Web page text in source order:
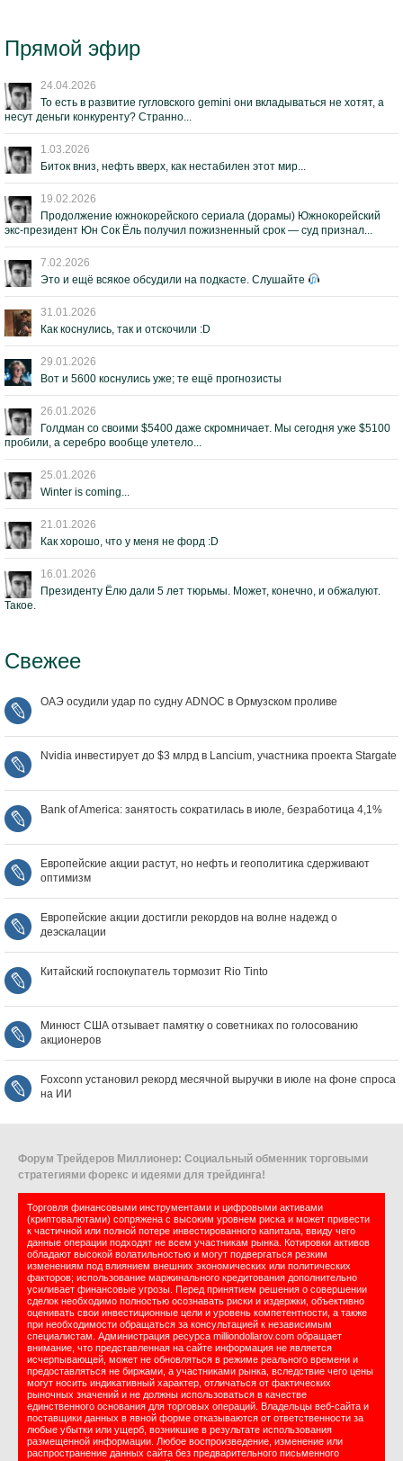
Прямой эфир
24.04.2026
То есть в развитие гугловского gemini они вкладываться не хотят, а
несут деньги конкуренту? Странно...
1.03.2026
Биток вниз, нефть вверх, как нестабилен этот мир...
19.02.2026
Продолжение южнокорейского сериала (дорамы) Южнокорейский
экс-президент Юн Сок Ёль получил пожизненный срок — суд признал...
7.02.2026
Это и ещё всякое обсудили на подкасте. Слушайте
31.01.2026
Как коснулись, так и отскочили :D
29.01.2026
Вот и 5600 коснулись уже; те ещё прогнозисты
26.01.2026
Голдман со своими $5400 даже скромничает. Мы сегодня уже $5100
пробили, а серебро вообще улетело...
25.01.2026
Winter is coming...
21.01.2026
Как хорошо, что у меня не форд :D
16.01.2026
Президенту Ёлю дали 5 лет тюрьмы. Может, конечно, и обжалуют.
Такое.
Свежее
ОАЭ осудили удар по судну ADNOC в Ормузском проливе
Nvidia инвестирует до $3 млрд в Lancium, участника проекта Stargate
Bank of America: занятость сократилась в июле, безработица 4,1%
Европейские акции растут, но нефть и геополитика сдерживают
оптимизм
Европейские акции достигли рекордов на волне надежд о
деэскалации
Китайский госпокупатель тормозит Rio Tinto
Минюст США отзывает памятку о советниках по голосованию
акционеров
Foxconn установил рекорд месячной выручки в июле на фоне спроса
на ИИ
Форум Трейдеров Миллионер: Социальный обменник торговыми
стратегиями форекс и идеями для трейдинга!
Торговля финансовыми инструментами и цифровыми активами
(криптовалютами) сопряжена с высоким уровнем риска и может привести
к частичной или полной потере инвестированного капитала, ввиду чего
данные операции подходят не всем участникам рынка. Котировки активов
обладают высокой волатильностью и могут подвергаться резким
изменениям под влиянием внешних экономических или политических
факторов; использование маржинального кредитования дополнительно
усиливает финансовые угрозы. Перед принятием решения о совершении
сделок необходимо полностью осознавать риски и издержки, объективно
оценивать свои инвестиционные цели и уровень компетентности, а также
при необходимости обращаться за консультацией к независимым
специалистам. Администрация ресурса milliondollarov.com обращает
внимание, что представленная на сайте информация не является
исчерпывающей, может не обновляться в режиме реального времени и
предоставляться не биржами, а участниками рынка, вследствие чего цены
могут носить индикативный характер, отличаться от фактических
рыночных значений и не должны использоваться в качестве
единственного основания для торговых операций. Владельцы веб-сайта и
поставщики данных в явной форме отказываются от ответственности за
любые убытки или ущерб, возникшие в результате использования
размещенной информации. Любое воспроизведение, изменение или
распространение данных сайта без предварительного письменного